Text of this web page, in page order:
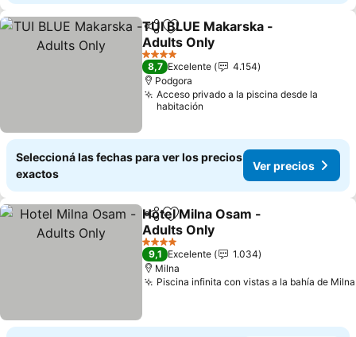
Compartir
Añadir a favoritos
TUI BLUE Makarska -
Adults Only
4 Estrellas
8,7 Excelente
4.154
Podgora
Acceso privado a la piscina desde la
habitación
Seleccioná las fechas para ver los precios
exactos
Ver precios
CompartirAñadir a favoritos
Hotel Milna Osam -
Adults Only
4 Estrellas
9,1 Excelente
1.034
Milna
Piscina infinita con vistas a la bahía de Milna